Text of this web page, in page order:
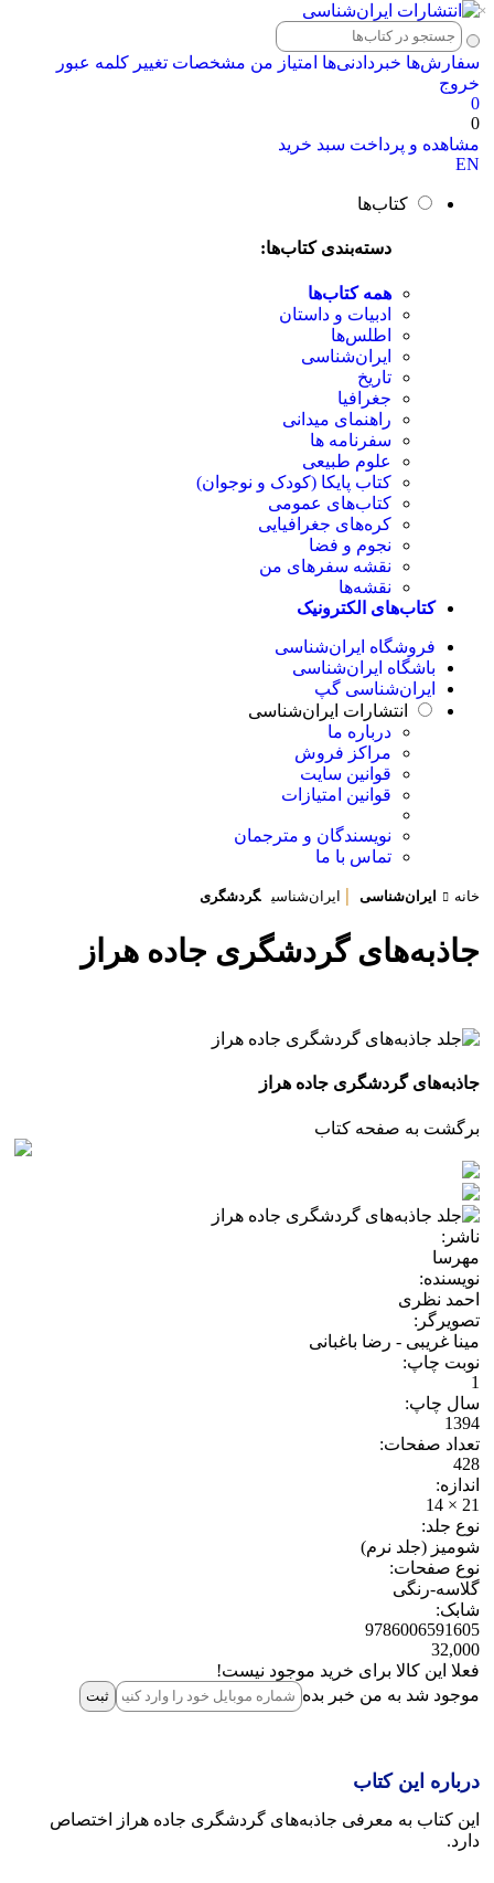
سفارش‌ها خبردادنی‌ها امتیاز من مشخصاتتغییر کلمه عبور
خروج
0
0
مشاهده و پرداخت سبد خرید
EN
کتاب‌ها
دسته‌بندی کتاب‌ها:
همه کتاب‌ها
ادبیات و داستان
اطلس‌ها
ایران‌شناسی
تاریخ
جغرافیا
راهنمای میدانی
سفرنامه‌ ها
علوم طبیعی
کتاب‌ پایکا (کودک و نوجوان)
کتاب‌های عمومی
کره‌های جغرافیایی
نجوم و فضا
نقشه سفرهای من
نقشه‌ها
کتاب‌های الکترونیک
فروشگاه ایران‌شناسی
باشگاه ایران‌شناسی
ایران‌شناسی گپ
انتشارات ایران‌شناسی
درباره ما
مراکز فروش
قوانین سایت
قوانین امتیازات
نویسندگان و مترجمان
تماس با ما
خانه ایران‌شناسی | ایران‌شناسی گردشگری
جاذبه‌های گردشگری جاده هراز
×
جاذبه‌های گردشگری جاده هراز
برگشت به صفحه کتاب
ناشر:
مهرسا
نویسنده:
احمد نظری
تصویرگر:
مینا غریبی - رضا باغبانی
نوبت چاپ:
1
سال چاپ:
1394
تعداد صفحات:
428
اندازه:
21 × 14
نوع جلد:
شومیز (جلد نرم)
نوع صفحات:
گلاسه-رنگی
شابک:
9786006591605
32,000
فعلا این کالا برای خرید موجود نیست!
موجود شد به من خبر بده
ثبت‌
درباره این کتاب
این کتاب به معرفی جاذبه‌های گردشگری جاده هراز اختصاص
دارد.